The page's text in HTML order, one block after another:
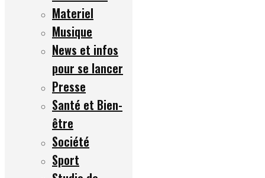
Materiel
Musique
News et infos
pour se lancer
Presse
Santé et Bien-
être
Société
Sport